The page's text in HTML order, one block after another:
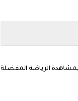
الرياضة المفضلة